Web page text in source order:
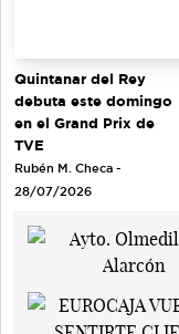
Quintanar del Rey
debuta este domingo
en el Grand Prix de
TVE
Rubén M. Checa -
28/07/2026